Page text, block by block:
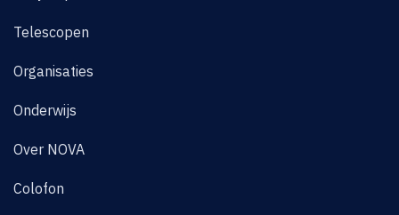
Telescopen
Organisaties
Onderwijs
Over NOVA
Colofon